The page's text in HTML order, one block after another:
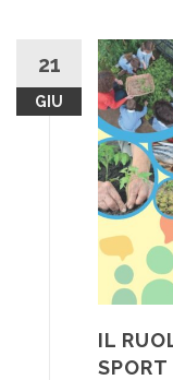
21
GIU
IL